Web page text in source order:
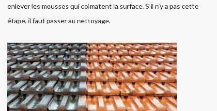
enlever les mousses qui colmatent la surface. S’il n’y a pas cette
étape, il faut passer au nettoyage.